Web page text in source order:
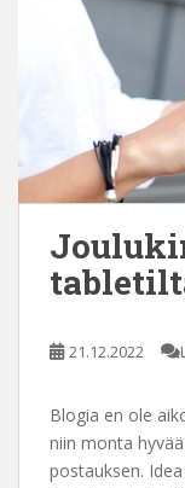
21.12.2022
Blogia en ole
niin monta
postauksen.